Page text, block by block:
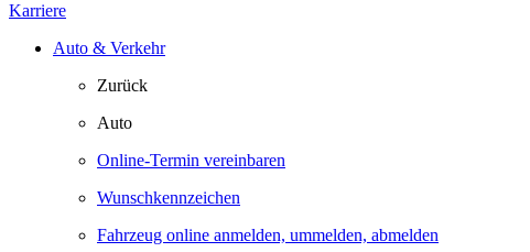
Karriere
Auto & Verkehr
Zurück
Auto
Online-Termin vereinbaren
Wunschkennzeichen
Fahrzeug online anmelden, ummelden, abmelden